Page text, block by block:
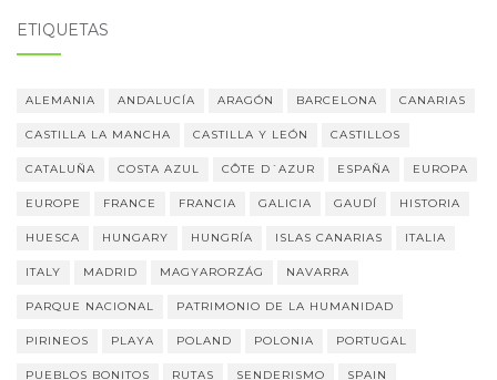
ETIQUETAS
ALEMANIA ANDALUCÍA ARAGÓN BARCELONA CANARIAS
CASTILLA LA MANCHA CASTILLA Y LEÓN CASTILLOS
CATALUÑA COSTA AZUL CÔTE D´AZUR ESPAÑA EUROPA
EUROPE FRANCE FRANCIA GALICIA GAUDÍ HISTORIA
HUESCA HUNGARY HUNGRÍA ISLAS CANARIAS ITALIA
ITALY MADRID MAGYARORZÁG NAVARRA
PARQUE NACIONAL PATRIMONIO DE LA HUMANIDAD
PIRINEOS PLAYA POLAND POLONIA PORTUGAL
PUEBLOS BONITOS RUTAS SENDERISMO SPAIN